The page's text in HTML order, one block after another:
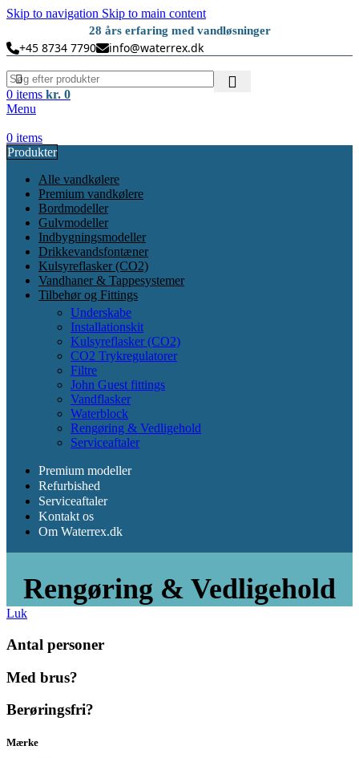
Skip to navigation Skip to main content
28 års erfaring med vandløsninger
+45 8734 7790 info@waterrex.dk
0 items kr. 0
Menu
0 items
Produkter
Alle vandkølere
Premium vandkølere
Bordmodeller
Gulvmodeller
Indbygningsmodeller
Drikkevandsfontæner
Kulsyreflasker (CO2)
Vandhaner & Tappesystemer
Tilbehør og Fittings
Underskabe
Installationskit
Kulsyreflasker (CO2)
CO2 Trykregulatorer
Filtre
John Guest fittings
Vandflasker
Waterblock
Rengøring & Vedligehold
Serviceaftaler
Premium modeller
Refurbished
Serviceaftaler
Kontakt os
Om Waterrex.dk
Rengøring & Vedligehold
Luk
Antal personer
Med brus?
Berøringsfri?
Mærke